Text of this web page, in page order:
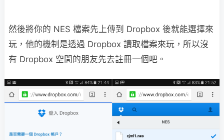
然後將你的 NES 檔案先上傳到 Dropbox 後就能選擇來
玩，他的機制是透過 Dropbox 讀取檔案來玩，所以沒
有 Dropbox 空間的朋友先去註冊一個吧。